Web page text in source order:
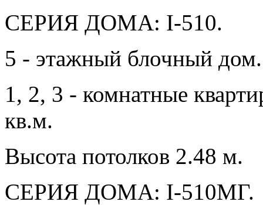
СЕРИЯ ДОМА: I-510.
5 - этажный блочный дом.
1, 2, 3 - комнатные
кв.м.
Высота потолков 2.48 м.
СЕРИЯ ДОМА: I-510МГ.